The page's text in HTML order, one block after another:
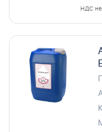
НДС не